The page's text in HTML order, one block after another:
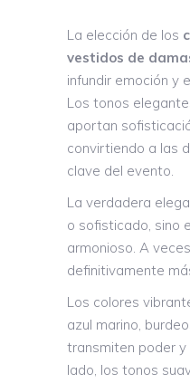
La elección de los
vestidos de
infundir emoción y
Los tonos
aportan
convirtiendo a las
clave del evento.
La verdadera
o sofisticado, sino
armonioso. A
definitivamente
Los colores
azul marino,
transmiten poder y
lado, los tonos